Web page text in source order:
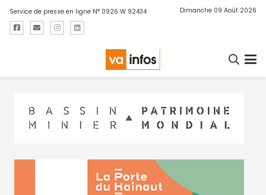
Service de presse en ligne N° 0926 W 92434 Dimanche 09 Août 2026